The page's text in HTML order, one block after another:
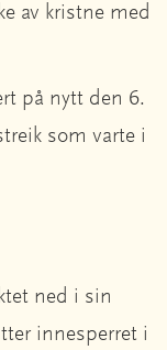
av kristne med
på nytt den 6.
som varte i
ned i sin
innesperret i